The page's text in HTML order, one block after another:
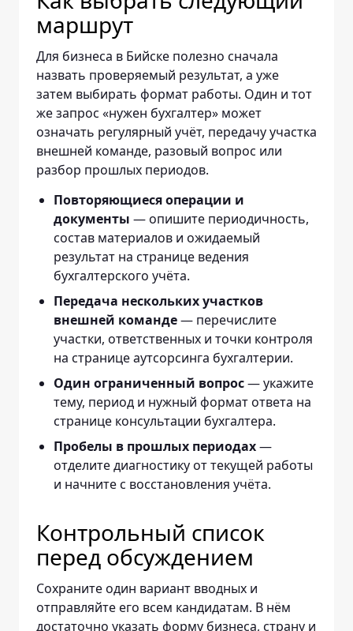
маршрут
Для бизнеса в Бийске полезно сначала
назвать проверяемый результат, а уже
затем выбирать формат работы. Один и тот
же запрос «нужен бухгалтер» может
означать регулярный учёт, передачу участка
внешней команде, разовый вопрос или
разбор прошлых периодов.
Повторяющиеся операции и
документы — опишите периодичность,
состав материалов и ожидаемый
результат на странице ведения
бухгалтерского учёта.
Передача нескольких участков
внешней команде— перечислите
участки, ответственных и точки контроля
на страницеаутсорсинга бухгалтерии.
Один ограниченный вопрос— укажите
тему, период и нужный формат ответа на
странице консультации бухгалтера.
Пробелы в прошлых периодах—
отделите диагностику от текущей работы
и начните с восстановления учёта.
Контрольный список
перед обсуждением
Сохраните один вариант вводных и
отправляйте его всем кандидатам. В нём
достаточно указать форму бизнеса, страну и